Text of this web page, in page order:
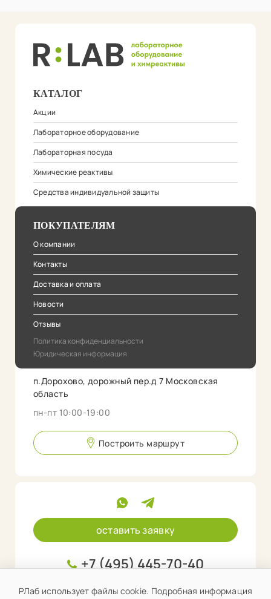
КАТАЛОГ
Акции
Лабораторное оборудование
Лабораторная посуда
Химические реактивы
Средства индивидуальной защиты
ПОКУПАТЕЛЯМ
О компании
Контакты
Доставка и оплата
Новости
Отзывы
Политика конфиденциальности
Юридическая информация
п.Дорохово, дорожный пер.д 7 Московская
область
пн-пт 10:00-19:00
Построить маршрут
оставить заявку
+7 (495) 445-70-40
info@rlab.store
РЛаб использует файлы cookie. Подробная информация